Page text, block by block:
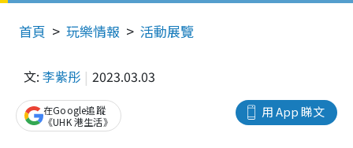
首頁 玩樂情報 活動展覽
文: 李紫彤 2023.03.03
用 App 睇文
在Google追蹤
《UHK 港生活》